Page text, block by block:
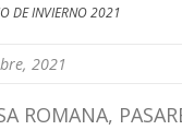
DE INVIERNO 2021
2021
ROMANA,